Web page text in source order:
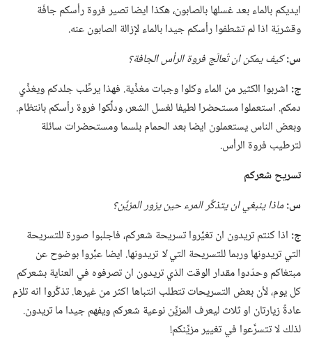
ايديكم بالماء بعد غسلها بالصابون،‏ هكذا ايضا تصير فروة رأسكم جافّة
وقشريّة اذا لم تشطفوا رأسكم جيدا بالماء لإزالة الصابون عنه.‏
س:‏كيف يمكن ان تُعالَج فروة الرأس الجافة؟‏
ج:‏ اشربوا الكثير من الماء وكلوا وجبات مغذِّية.‏ فهذا يرطِّب جلدكم ويغذِّي
دمكم.‏ استعملوا مستحضرا لطيفا لغسل الشعر،‏ ودلِّكوا فروة رأسكم بانتظام.‏
وبعض الناس يستعملون ايضا بعد الحمام بلسما ومستحضرات سائلة
لترطيب فروة الرأس.‏
تسريح شعركم
س:‏ماذا ينبغي ان يتذكَّر المرء حين يزور المزيِّن؟‏
ج:‏ اذا كنتم تريدون ان تغيِّروا تسريحة شعركم،‏ فاجلبوا صورة للتسريحة
التي تريدونها وربما للتسريحة التيلاتريدونها.‏ ايضا عبِّروا بوضوح عن
مبتغاكم وحدّدوا مقدار الوقت الذي تريدون ان تصرفوه في العناية بشعركم
كل يوم،‏ لأن بعض التسريحات تتطلب انتباها اكثر من غيرها.‏ تذكَّروا انه تلزم
عادةً زيارتان او ثلاث ليعرف المزيِّن نوعية شعركم ويفهم جيدا ما تريدون.‏
لذلك لا تتسرَّعوا في تغيير مزيِّنكم!‏